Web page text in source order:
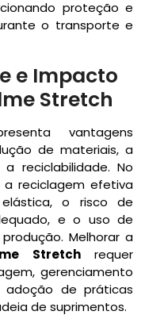
proteção e
o transporte e
e Impacto
Stretch
vantagens
de materiais, a
reciclabilidade. No
a reciclagem efetiva
o risco de
e o uso de
Melhorar a
Stretchrequer
gerenciamento
de práticas
de suprimentos.